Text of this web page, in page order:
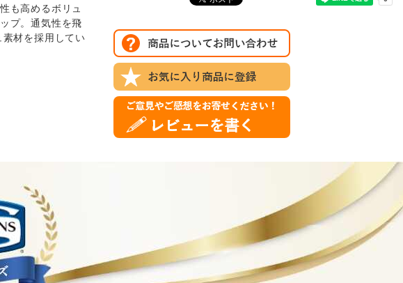
も高めるボリュ
プ。通気性を飛
材を採用してい